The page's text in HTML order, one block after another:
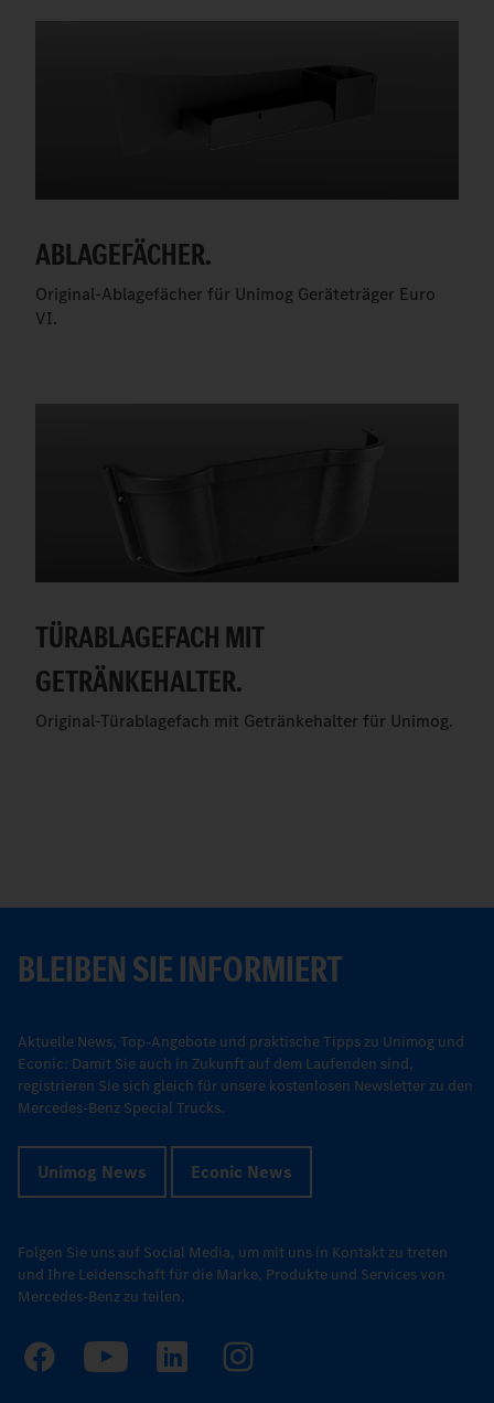
ABLAGEFÄCHER.
Original-Ablagefächer für Unimog Geräteträger Euro
VI.
TÜRABLAGEFACH MIT
GETRÄNKEHALTER.
Original-Türablagefach mit Getränkehalter für Unimog.
BLEIBEN SIE INFORMIERT
Aktuelle News, Top-Angebote und praktische Tipps zu Unimog und
Econic: Damit Sie auch in Zukunft auf dem Laufenden sind,
registrieren Sie sich gleich für unsere kostenlosen Newsletter zu den
Mercedes-Benz Special Trucks.
Unimog News Econic News
Folgen Sie uns auf Social Media, um mit uns in Kontakt zu treten
und Ihre Leidenschaft für die Marke, Produkte und Services von
Mercedes-Benz zu teilen.